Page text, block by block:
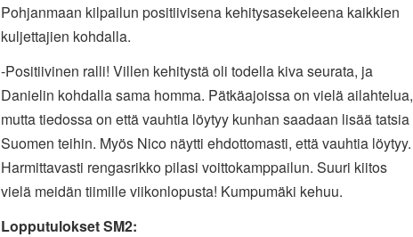
Pohjanmaan kilpailun positiivisena kehitysasekeleena kaikkien
kuljettajien kohdalla.
-Positiivinen ralli! Villen kehitystä oli todella kiva seurata, ja
Danielin kohdalla sama homma. Pätkäajoissa on vielä ailahtelua,
mutta tiedossa on että vauhtia löytyy kunhan saadaan lisää tatsia
Suomen teihin. Myös Nico näytti ehdottomasti, että vauhtia löytyy.
Harmittavasti rengasrikko pilasi voittokamppailun. Suuri kiitos
vielä meidän tiimille viikonlopusta! Kumpumäki kehuu.
Lopputulokset SM2: